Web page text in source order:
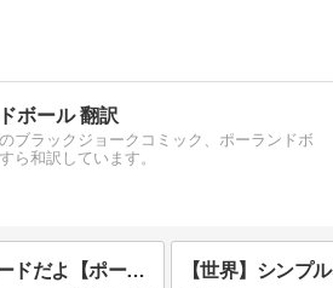
ボール 翻訳
ブラックジョークコミック、ポーランドボ
ら和訳しています。
【ドイツ】ワークはハードだよ【ポーランドボール】